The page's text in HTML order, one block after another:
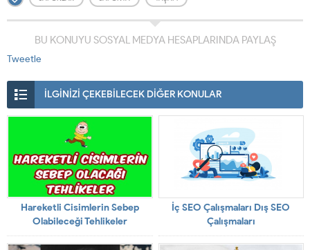
BU KONUYU SOSYAL MEDYA HESAPLARINDA PAYLAŞ
Tweetle
İLGİNİZİ ÇEKEBİLECEK DİĞER KONULAR
Hareketli Cisimlerin Sebep
Olabileceği Tehlikeler
İç SEO Çalışmaları Dış SEO
Çalışmaları